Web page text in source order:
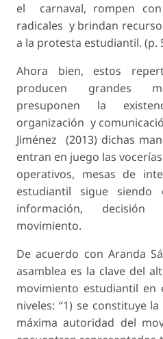
el carnaval, rompen
radicales y brindan
a la protesta estudiantil. (p.
Ahora bien, estos
producen grandes
presuponen la
organización y
Jiménez (2013) dichas
entran en juego las
operativos, mesas de
estudiantil sigue
información,
movimiento.
De acuerdo con Aranda
asamblea es la clave del
movimiento estudiantil
niveles: “1) se constituye
máxima autoridad del